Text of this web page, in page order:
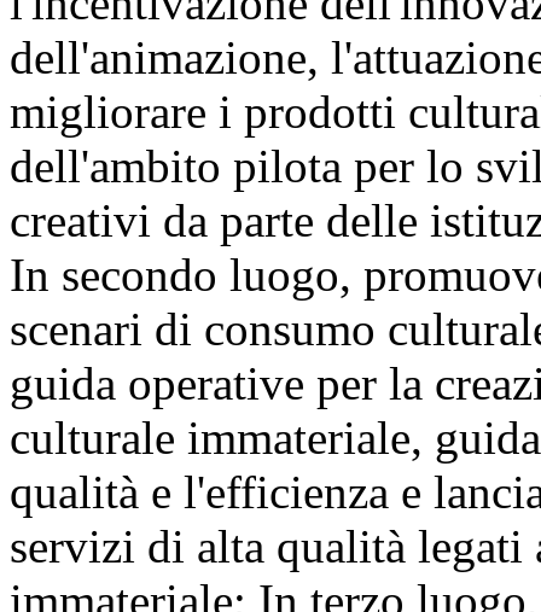
dell'animazione,
migliorare i prodotti
dell'ambito pilota per lo
creativi da parte delle
In secondo luogo,
scenari di consumo
guida operative per la
culturale immateriale,
qualità e l'efficienza e
servizi di alta qualità
immateriale; In terzo